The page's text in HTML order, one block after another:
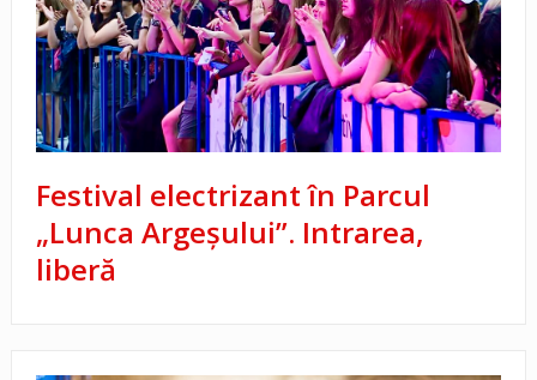
Festival electrizant în Parcul
„Lunca Argeșului”. Intrarea,
liberă